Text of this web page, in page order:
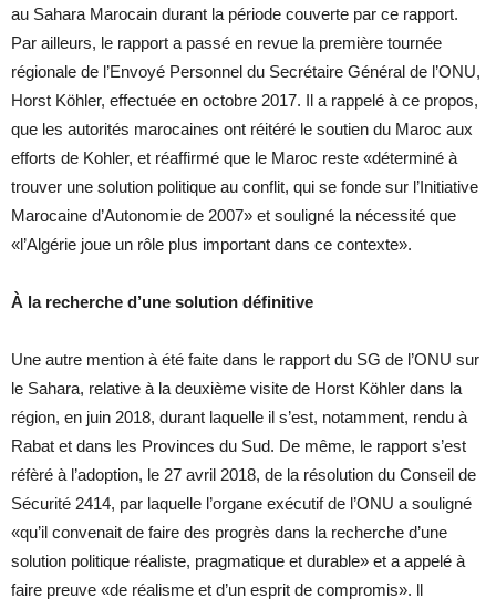
au Sahara Marocain durant la période couverte par ce rapport.
Par ailleurs, le rapport a passé en revue la première tournée
régionale de l’Envoyé Personnel du Secrétaire Général de l’ONU,
Horst Köhler, effectuée en octobre 2017. Il a rappelé à ce propos,
que les autorités marocaines ont réitéré le soutien du Maroc aux
efforts de Kohler, et réaffirmé que le Maroc reste «déterminé à
trouver une solution politique au conflit, qui se fonde sur l’Initiative
Marocaine d’Autonomie de 2007» et souligné la nécessité que
«l’Algérie joue un rôle plus important dans ce contexte».
À la recherche d’une solution définitive
Une autre mention à été faite dans le rapport du SG de l’ONU sur
le Sahara, relative à la deuxième visite de Horst Köhler dans la
région, en juin 2018, durant laquelle il s’est, notamment, rendu à
Rabat et dans les Provinces du Sud. De même, le rapport s’est
réfèré à l’adoption, le 27 avril 2018, de la résolution du Conseil de
Sécurité 2414, par laquelle l’organe exécutif de l’ONU a souligné
«qu’il convenait de faire des progrès dans la recherche d’une
solution politique réaliste, pragmatique et durable» et a appelé à
faire preuve «de réalisme et d’un esprit de compromis». ll